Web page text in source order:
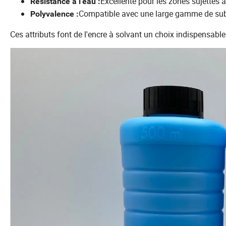
Polyvalence :Compatible avec une large gamme de
Ces attributs font de l'encre à solvant un choix